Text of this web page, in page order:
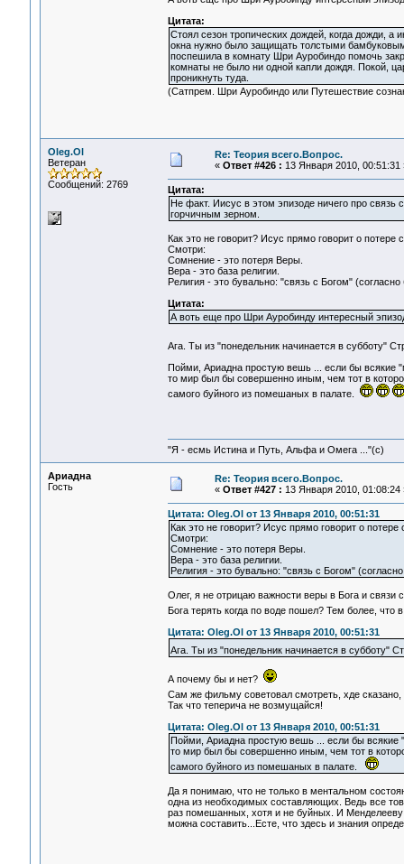
Цитата:
Стоял сезон тропических дождей, когда дожди,
окна нужно было защищать толстыми
поспешила в комнату Шри Ауробиндо помочь
комнаты не было ни одной капли дождя. Покой,
проникнуть туда.
(Сатпрем. Шри Ауробиндо или Путешествие
Oleg.Ol
Ветеран
Сообщений: 2769
Re: Теория всего.Вопрос.
« Ответ #426 : 13 Января 2010, 00:51:31
Цитата:
Не факт. Иисус в этом эпизоде ничего про связь
горчичным зерном.
Как это не говорит? Исус прямо говорит о
Смотри:
Сомнение - это потеря Веры.
Вера - это база религии.
Религия - это бувально: "связь с Богом"
Цитата:
А воть еще про Шри Ауробинду интересный
Ага. Ты из "понедельник начинается в субботу"
Пойми, Ариадна простую вешь ... если бы всякие
то мир был бы совершенно иным, чем тот в
самого буйного из помешаных в палате.
"Я - есмь Истина и Путь, Альфа и Омега ..."(с)
Ариадна
Гость
Re: Теория всего.Вопрос.
« Ответ #427 : 13 Января 2010, 01:08:24
Цитата: Oleg.Ol от 13 Января 2010, 00:51:31
Как это не говорит? Исус прямо говорит о
Смотри:
Сомнение - это потеря Веры.
Вера - это база религии.
Религия - это бувально: "связь с Богом"
Олег, я не отрицаю важности веры в Бога и связи
Бога терять когда по воде пошел? Тем более,
Цитата: Oleg.Ol от 13 Января 2010, 00:51:31
Ага. Ты из "понедельник начинается в субботу"
А почему бы и нет?
Сам же фильму советовал смотреть, хде
Так что теперича не возмущайся!
Цитата: Oleg.Ol от 13 Января 2010, 00:51:31
Пойми, Ариадна простую вешь ... если бы всякие
то мир был бы совершенно иным, чем тот в
самого буйного из помешаных в палате.
Да я понимаю, что не только в ментальном
одна из необходимых составляющих. Ведь все
раз помешанных, хотя и не буйных. И Менделееву
можна составить...Есте, что здесь и знания